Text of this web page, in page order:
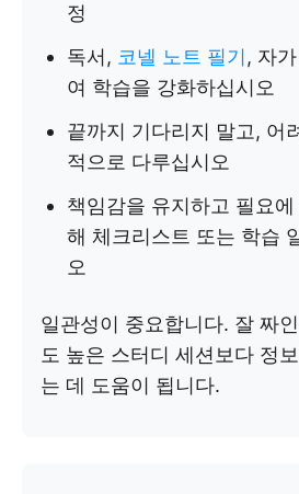
정
독서, 코넬 노트 필기 , 자
여 학습을 강화하십시오
끝까지 기다리지 말고, 어
적으로 다루십시오
책임감을 유지하고 필요
해 체크리스트 또는 학습
오
일관성이 중요합니다. 잘 짜
도 높은 스터디 세션보다 정
는 데 도움이 됩니다.